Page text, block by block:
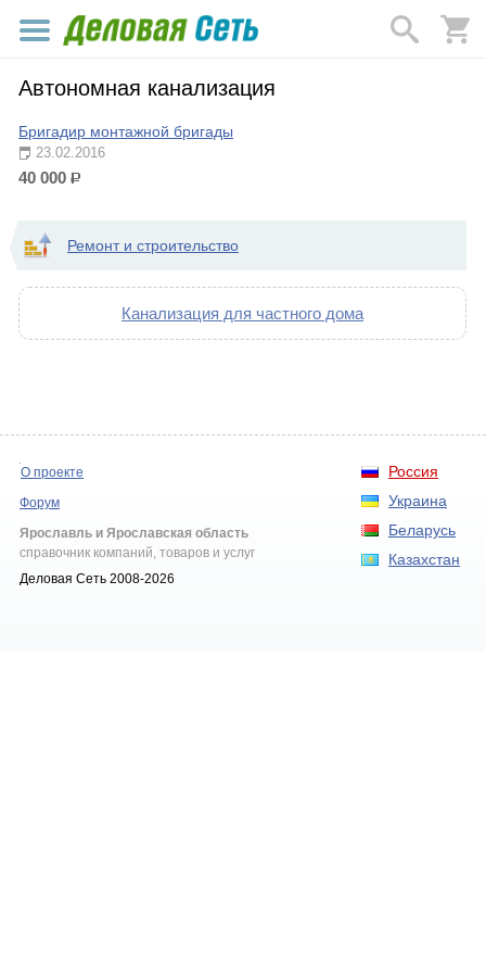
Автономная канализация
Бригадир монтажной бригады
23.02.2016
40 000 р.
Ремонт и строительство
Канализация для частного дома
Россия
Украина
Беларусь
Казахстан
О проекте
Форум
Ярославль и Ярославская область
справочник компаний, товаров и услуг
Деловая Сеть 2008-2026